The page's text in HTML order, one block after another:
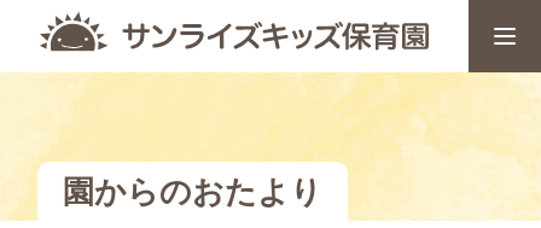
園からのおたより